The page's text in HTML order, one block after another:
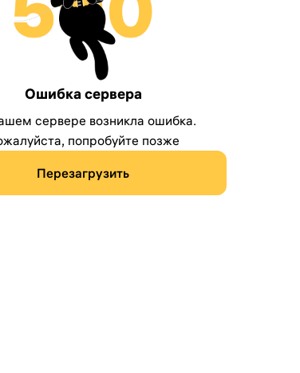
Ошибка сервера
сервере возникла ошибка.
попробуйте позже
Перезагрузить